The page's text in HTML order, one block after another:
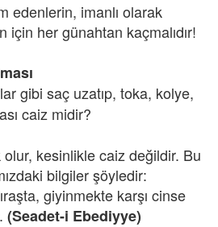
edenlerin, imanlı olarak
için her günahtan kaçmalıdır!
gibi saç uzatıp, toka, kolye,
caiz midir?
olur, kesinlikle caiz değildir. Bu
bilgiler şöyledir:
giyinmekte karşı cinse
(Seadet-i Ebediyye)